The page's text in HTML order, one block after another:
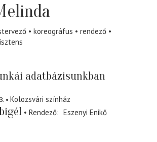
koreográfus
rendező
adatbázisunkban
Kolozsvári színház
Rendező
Eszenyi Enikő